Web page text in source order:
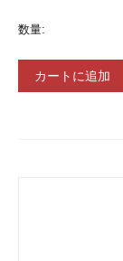
数量:
カートに追加